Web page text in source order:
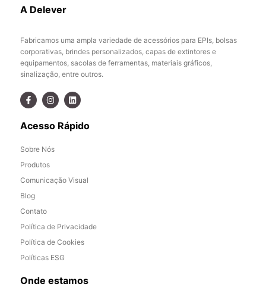
A Delever
Fabricamos uma ampla variedade de acessórios para EPIs, bolsas
corporativas, brindes personalizados, capas de extintores e
equipamentos, sacolas de ferramentas, materiais gráficos,
sinalização, entre outros.
Acesso Rápido
Sobre Nós
Produtos
Comunicação Visual
Blog
Contato
Política de Privacidade
Política de Cookies
Políticas ESG
Onde estamos